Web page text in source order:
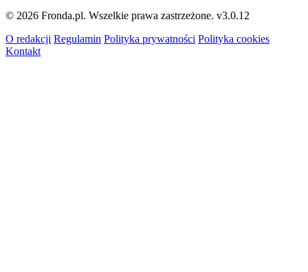
© 2026 Fronda.pl. Wszelkie prawa zastrzeżone. v3.0.12
O redakcji Regulamin Polityka prywatności Polityka cookies
Kontakt